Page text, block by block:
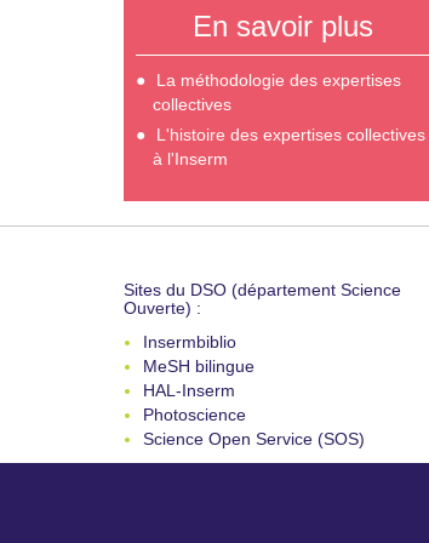
En savoir plus
La méthodologie des expertises
collectives
L'histoire des expertises collectives
à l'Inserm
Sites du DSO (département Science
Ouverte) :
Insermbiblio
MeSH bilingue
HAL-Inserm
Photoscience
Science Open Service (SOS)